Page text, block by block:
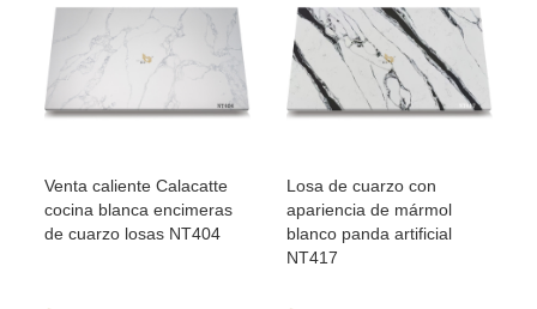
Venta caliente Calacatte
cocina blanca encimeras
de cuarzo losas NT404
Losa de cuarzo con
apariencia de mármol
blanco panda artificial
NT417